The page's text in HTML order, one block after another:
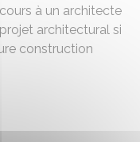
à un architecte
architectural si
construction